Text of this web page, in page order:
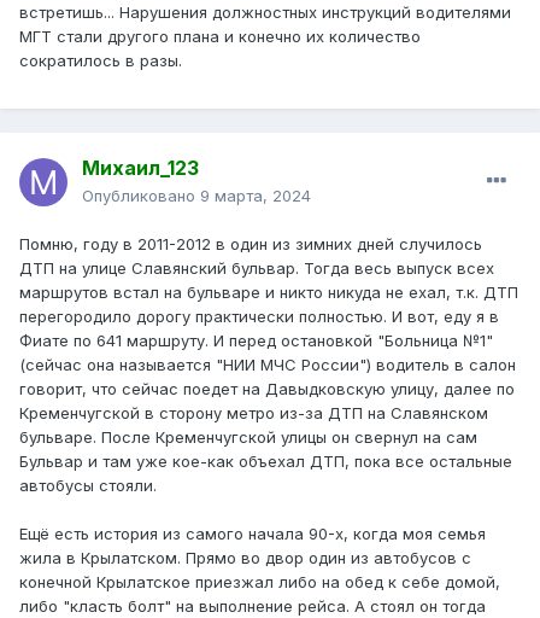
встретишь... Нарушения должностных инструкций водителями
МГТ стали другого плана и конечно их количество
сократилось в разы.
Михаил_123
Опубликовано 9 марта, 2024
Помню, году в 2011-2012 в один из зимних дней случилось
ДТП на улице Славянский бульвар. Тогда весь выпуск всех
маршрутов встал на бульваре и никто никуда не ехал, т.к. ДТП
перегородило дорогу практически полностью. И вот, еду я в
Фиате по 641 маршруту. И перед остановкой "Больница №1"
(сейчас она называется "НИИ МЧС России") водитель в салон
говорит, что сейчас поедет на Давыдковскую улицу, далее по
Кременчугской в сторону метро из-за ДТП на Славянском
бульваре. После Кременчугской улицы он свернул на сам
Бульвар и там уже кое-как объехал ДТП, пока все остальные
автобусы стояли.
Ещё есть история из самого начала 90-х, когда моя семья
жила в Крылатском. Прямо во двор один из автобусов с
конечной Крылатское приезжал либо на обед к себе домой,
либо "класть болт" на выполнение рейса. А стоял он тогда